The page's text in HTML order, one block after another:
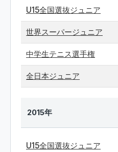
U15全国選抜ジュニア
世界スーパージュニア
中学生テニス選手権
全日本ジュニア
2015年
U15全国選抜ジュニア